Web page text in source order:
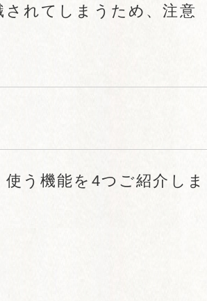
れてしまうため、注意
う機能を4つご紹介しま